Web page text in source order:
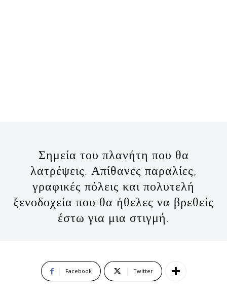
Σημεία του πλανήτη που θα
λατρέψεις. Απίθανες παραλίες,
γραφικές πόλεις και πολυτελή
ξενοδοχεία που θα ήθελες να βρεθείς
έστω για μια στιγμή.
Facebook Twitter